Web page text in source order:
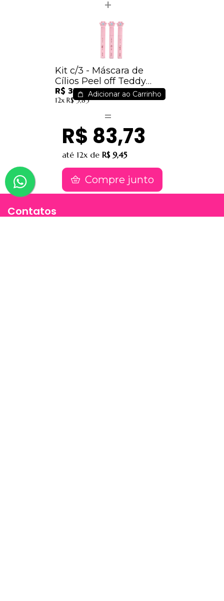
Kit c/3 - Máscara de
Cílios Peel off Teddy
Vivai - 2219.1.1
R$ 33,94
12x R$ 3,83
Adicionar ao Carrinho
R$ 83,73
até 12x de R$ 9,45
Compre junto
Contatos